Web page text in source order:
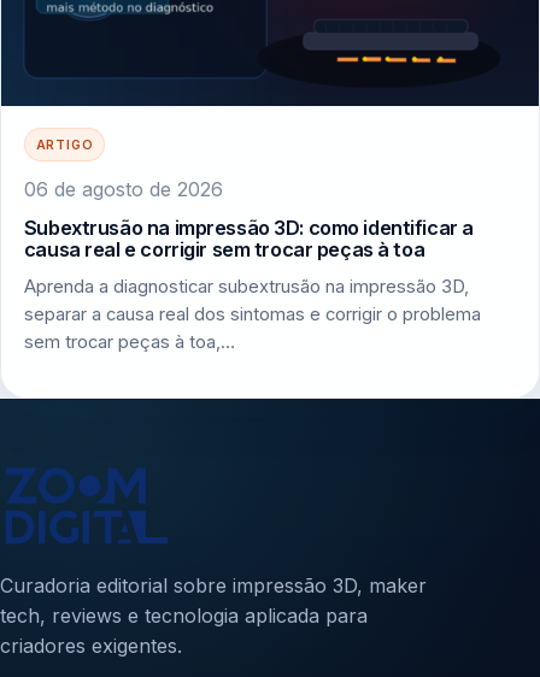
ARTIGO
06 de agosto de 2026
Subextrusão na impressão 3D: como identificar a
causa real e corrigir sem trocar peças à toa
Aprenda a diagnosticar subextrusão na impressão 3D,
separar a causa real dos sintomas e corrigir o problema
sem trocar peças à toa,…
Curadoria editorial sobre impressão 3D, maker
tech, reviews e tecnologia aplicada para
criadores exigentes.